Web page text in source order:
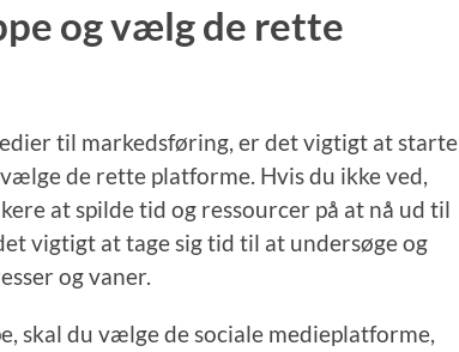
og vælg de rette
til markedsføring, er det vigtigt at starte
de rette platforme. Hvis du ikke ved,
at spilde tid og ressourcer på at nå ud til
vigtigt at tage sig tid til at undersøge og
og vaner.
skal du vælge de sociale medieplatforme,